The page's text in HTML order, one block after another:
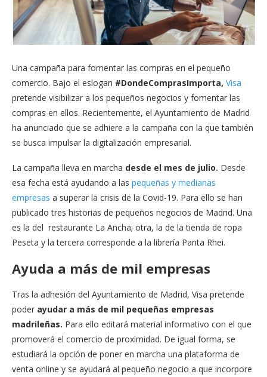
Una campaña para fomentar las compras en el pequeño
comercio. Bajo el eslogan #DondeComprasImporta, Visa
pretende visibilizar a los pequeños negocios y fomentar las
compras en ellos. Recientemente, el Ayuntamiento de Madrid
ha anunciado que se adhiere a la campaña con la que también
se busca impulsar la digitalización empresarial.
La campaña lleva en marcha desde el mes de julio. Desde
esa fecha está ayudando a las pequeñas y medianas
empresas a superar la crisis de la Covid-19. Para ello se han
publicado tres historias de pequeños negocios de Madrid. Una
es la del restaurante La Ancha; otra, la de la tienda de ropa
Peseta y la tercera corresponde a la librería Panta Rhei.
Ayuda a más de mil empresas
Tras la adhesión del Ayuntamiento de Madrid, Visa pretende
poder ayudar a más de mil pequeñas empresas
madrileñas. Para ello editará material informativo con el que
promoverá el comercio de proximidad. De igual forma, se
estudiará la opción de poner en marcha una plataforma de
venta online y se ayudará al pequeño negocio a que incorpore